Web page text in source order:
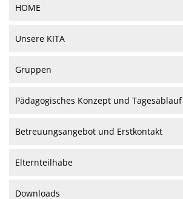
HOME
Unsere KITA
Gruppen
Pädagogisches Konzept und Tagesablauf
Betreuungsangebot und Erstkontakt
Elternteilhabe
Downloads